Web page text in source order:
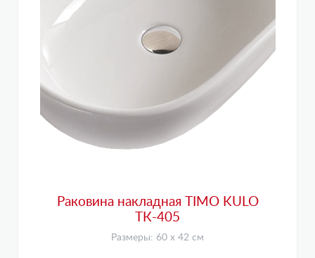
Раковина накладная TIMO KULO
ТК-405
Размеры: 60 х 42 см